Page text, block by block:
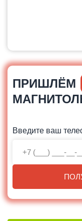
ПРИШЛЁМ
Введите ваш